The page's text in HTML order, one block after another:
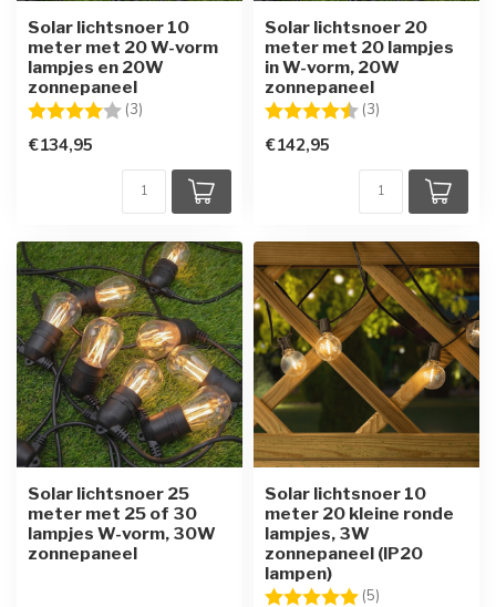
Solar lichtsnoer 10
meter met 20 W-vorm
lampjes en 20W
zonnepaneel
Beoordeling: (3)
€134,95
Solar lichtsnoer 20
meter met 20 lampjes
in W-vorm, 20W
zonnepaneel
Beoordeling: (3)
€142,95
Solar lichtsnoer 25
meter met 25 of 30
lampjes W-vorm, 30W
zonnepaneel
Solar lichtsnoer 10
meter 20 kleine ronde
lampjes, 3W
zonnepaneel (IP20
lampen)
Beoordeling: (5)